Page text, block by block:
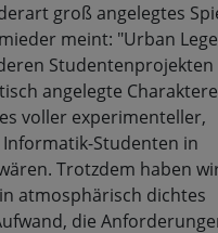
groß angelegtes
meint: "Urban
Studentenprojekten
angelegte
voller experimenteller,
Studenten in
Trotzdem haben
atmosphärisch dichtes
die